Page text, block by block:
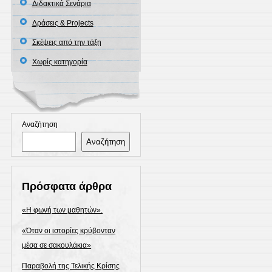
Διδακτικά Σενάρια
Δράσεις & Projects
Σκέψεις από την τάξη
Χωρίς κατηγορία
Αναζήτηση
Αναζήτηση
Πρόσφατα άρθρα
«Η φωνή των μαθητών».
«Όταν οι ιστορίες κρύβονταν
μέσα σε σακουλάκια»
Παραβολή της Τελικής Κρίσης